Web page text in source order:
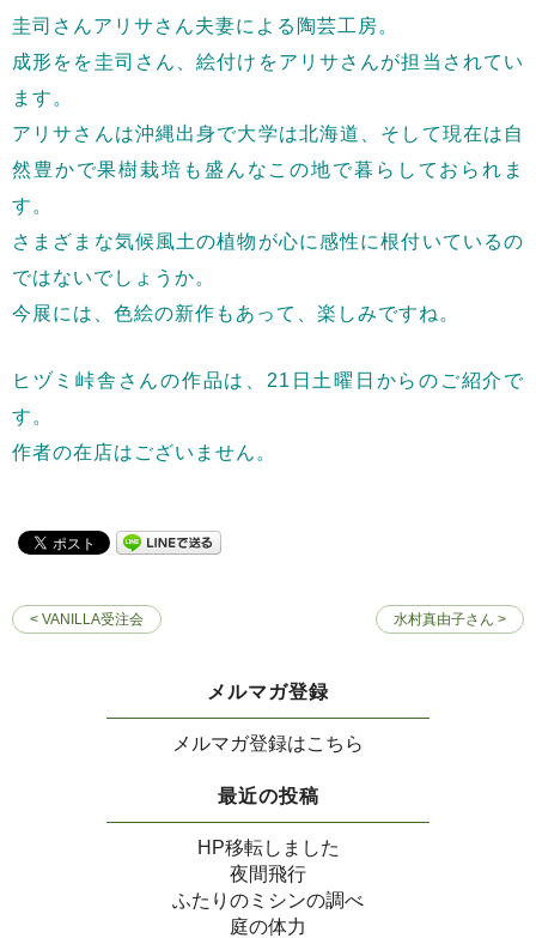
圭司さんアリサさん夫妻による陶芸工房。
成形をを圭司さん、絵付けをアリサさんが担当されてい
ます。
アリサさんは沖縄出身で大学は北海道、そして現在は自
然豊かで果樹栽培も盛んなこの地で暮らしておられま
す。
さまざまな気候風土の植物が心に感性に根付いているの
ではないでしょうか。
今展には、色絵の新作もあって、楽しみですね。
ヒヅミ峠舎さんの作品は、21日土曜日からのご紹介で
す。
作者の在店はございません。
< VANILLA受注会 水村真由子さん >
メルマガ登録
メルマガ登録はこちら
最近の投稿
HP移転しました
夜間飛行
ふたりのミシンの調べ
庭の体力